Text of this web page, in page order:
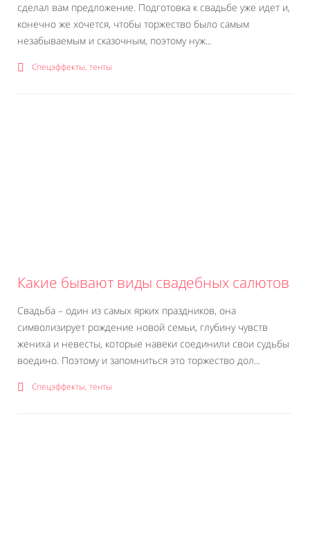
сделал вам предложение. Подготовка к свадьбе уже идет и,
конечно же хочется, чтобы торжество было самым
незабываемым и сказочным, поэтому нуж...
Спецэффекты, тенты
Какие бывают виды свадебных салютов
Свадьба – один из самых ярких праздников, она
символизирует рождение новой семьи, глубину чувств
жениха и невесты, которые навеки соединили свои судьбы
воедино. Поэтому и запомниться это торжество дол...
Спецэффекты, тенты